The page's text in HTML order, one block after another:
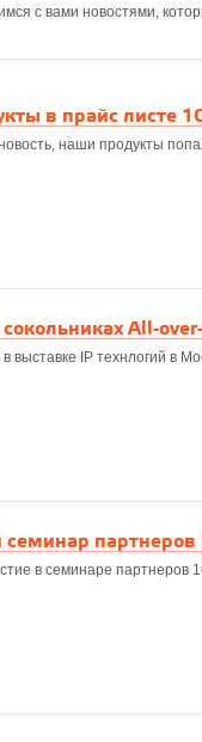
с вами новостями,
в прайс листе
наши продукты
All-
выставке IP технлогий в
семинар партнеров
в семинаре партнеров